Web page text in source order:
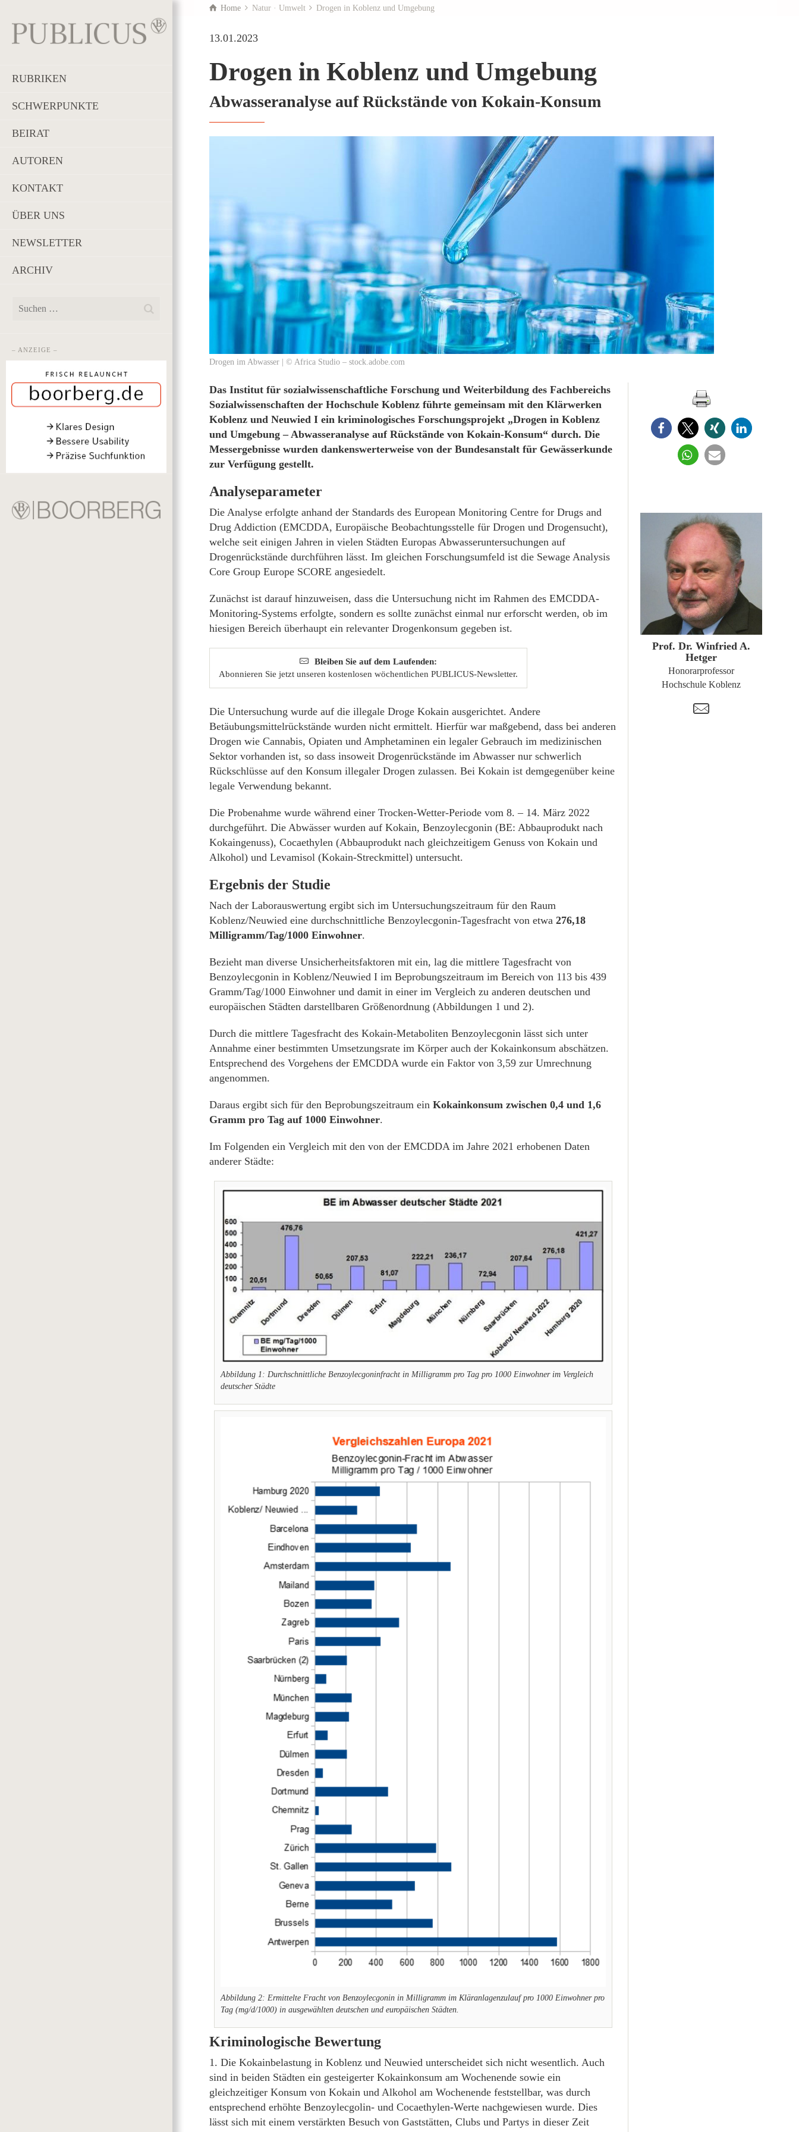
RUBRIKEN
SCHWERPUNKTE
BEIRAT
AUTOREN
KONTAKT
ÜBER UNS
NEWSLETTER
ARCHIV
– ANZEIGE –
Home Natur · Umwelt Drogen in Koblenz und Umgebung
13.01.2023
Drogen in Koblenz und Umgebung
Abwasseranalyse auf Rückstände von Kokain-Konsum
Drogen im Abwasser | © Africa Studio – stock.adobe.com
Das Institut für sozialwissenschaftliche Forschung und Weiterbildung des Fachbereichs
Sozialwissenschaften der Hochschule Koblenz führte gemeinsam mit den Klärwerken
Koblenz und Neuwied I ein kriminologisches Forschungsprojekt „Drogen in Koblenz
und Umgebung – Abwasseranalyse auf Rückstände von Kokain-Konsum“ durch. Die
Messergebnisse wurden dankenswerterweise von der Bundesanstalt für Gewässerkunde
zur Verfügung gestellt.
Analyseparameter
Die Analyse erfolgte anhand der Standards des European Monitoring Centre for Drugs and
Drug Addiction (EMCDDA, Europäische Beobachtungsstelle für Drogen und Drogensucht),
welche seit einigen Jahren in vielen Städten Europas Abwasseruntersuchungen auf
Drogenrückstände durchführen lässt. Im gleichen Forschungsumfeld ist die Sewage Analysis
Core Group Europe SCORE angesiedelt.
Zunächst ist darauf hinzuweisen, dass die Untersuchung nicht im Rahmen des EMCDDA-
Monitoring-Systems erfolgte, sondern es sollte zunächst einmal nur erforscht werden, ob im
hiesigen Bereich überhaupt ein relevanter Drogenkonsum gegeben ist.
Bleiben Sie auf dem Laufenden:
Abonnieren Sie jetzt unseren kostenlosen wöchentlichen PUBLICUS-Newsletter.
Die Untersuchung wurde auf die illegale Droge Kokain ausgerichtet. Andere
Betäubungsmittelrückstände wurden nicht ermittelt. Hierfür war maßgebend, dass bei anderen
Drogen wie Cannabis, Opiaten und Amphetaminen ein legaler Gebrauch im medizinischen
Sektor vorhanden ist, so dass insoweit Drogenrückstände im Abwasser nur schwerlich
Rückschlüsse auf den Konsum illegaler Drogen zulassen. Bei Kokain ist demgegenüber keine
legale Verwendung bekannt.
Die Probenahme wurde während einer Trocken-Wetter-Periode vom 8. – 14. März 2022
durchgeführt. Die Abwässer wurden auf Kokain, Benzoylecgonin (BE: Abbauprodukt nach
Kokaingenuss), Cocaethylen (Abbauprodukt nach gleichzeitigem Genuss von Kokain und
Alkohol) und Levamisol (Kokain-Streckmittel) untersucht.
Ergebnis der Studie
Nach der Laborauswertung ergibt sich im Untersuchungszeitraum für den Raum
Koblenz/Neuwied eine durchschnittliche Benzoylecgonin-Tagesfracht von etwa 276,18
Milligramm/Tag/1000 Einwohner.
Bezieht man diverse Unsicherheitsfaktoren mit ein, lag die mittlere Tagesfracht von
Benzoylecgonin in Koblenz/Neuwied I im Beprobungszeitraum im Bereich von 113 bis 439
Gramm/Tag/1000 Einwohner und damit in einer im Vergleich zu anderen deutschen und
europäischen Städten darstellbaren Größenordnung (Abbildungen 1 und 2).
Durch die mittlere Tagesfracht des Kokain-Metaboliten Benzoylecgonin lässt sich unter
Annahme einer bestimmten Umsetzungsrate im Körper auch der Kokainkonsum abschätzen.
Entsprechend des Vorgehens der EMCDDA wurde ein Faktor von 3,59 zur Umrechnung
angenommen.
Daraus ergibt sich für den Beprobungszeitraum ein Kokainkonsum zwischen 0,4 und 1,6
Gramm pro Tag auf 1000 Einwohner.
Im Folgenden ein Vergleich mit den von der EMCDDA im Jahre 2021 erhobenen Daten
anderer Städte:
Abbildung 1: Durchschnittliche Benzoylecgoninfracht in Milligramm pro Tag pro 1000 Einwohner im Vergleich
deutscher Städte
Abbildung 2: Ermittelte Fracht von Benzoylecgonin in Milligramm im Kläranlagenzulauf pro 1000 Einwohner pro
Tag (mg/d/1000) in ausgewählten deutschen und europäischen Städten.
Kriminologische Bewertung
1. Die Kokainbelastung in Koblenz und Neuwied unterscheidet sich nicht wesentlich. Auch
sind in beiden Städten ein gesteigerter Kokainkonsum am Wochenende sowie ein
gleichzeitiger Konsum von Kokain und Alkohol am Wochenende feststellbar, was durch
entsprechend erhöhte Benzoylecgolin- und Cocaethylen-Werte nachgewiesen wurde. Dies
lässt sich mit einem verstärkten Besuch von Gaststätten, Clubs und Partys in dieser Zeit
ZUM PROFIL
Prof. Dr. Winfried A.
Hetger
Honorarprofessor
Hochschule Koblenz
t